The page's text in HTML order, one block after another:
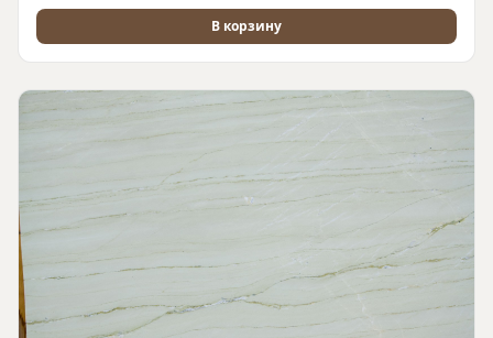
В корзину